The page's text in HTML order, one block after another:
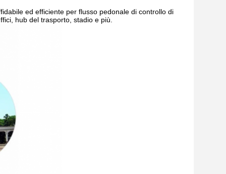
ed efficiente per flusso pedonale di controllo di
hub del trasporto, stadio e più.